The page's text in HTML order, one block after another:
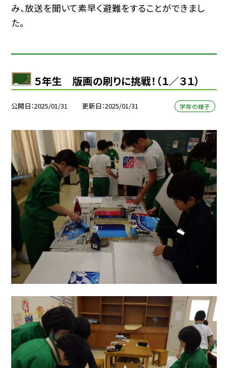
み、放送を聞いて素早く避難をすることができまし
た。
５年生 版画の刷りに挑戦！（１／３１）
公開日 2025/01/31 更新日 2025/01/31 学年の様子